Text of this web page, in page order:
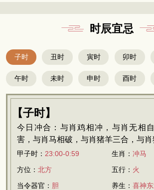
时辰宜忌
子时 丑时 寅时 卯时
午时 未时 申时 酉时
【子时】
今日冲合：与肖鸡相冲，与肖无相
害，与肖马相破，与肖猪羊三合，与肖
甲子时： 23:00-0:59 生肖： 冲马
方位： 北方 五行： 火
当令器官： 胆 养生： 喜神